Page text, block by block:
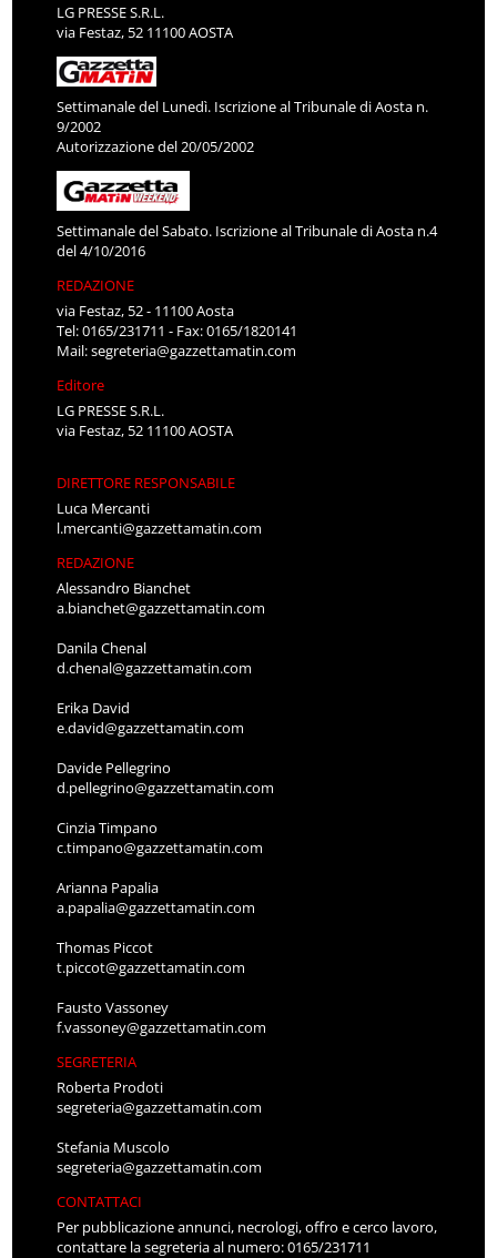
LG PRESSE S.R.L.
via Festaz, 52 11100 AOSTA
Settimanale del Lunedì. Iscrizione al Tribunale di Aosta n.
9/2002
Autorizzazione del 20/05/2002
Settimanale del Sabato. Iscrizione al Tribunale di Aosta n.4
del 4/10/2016
REDAZIONE
via Festaz, 52 - 11100 Aosta
Tel: 0165/231711 - Fax: 0165/1820141
Mail:segreteria@gazzettamatin.com
Editore
LG PRESSE S.R.L.
via Festaz, 52 11100 AOSTA
DIRETTORE RESPONSABILE
Luca Mercanti
l.mercanti@gazzettamatin.com
REDAZIONE
Alessandro Bianchet
a.bianchet@gazzettamatin.com
Danila Chenal
d.chenal@gazzettamatin.com
Erika David
e.david@gazzettamatin.com
Davide Pellegrino
d.pellegrino@gazzettamatin.com
Cinzia Timpano
c.timpano@gazzettamatin.com
Arianna Papalia
a.papalia@gazzettamatin.com
Thomas Piccot
t.piccot@gazzettamatin.com
Fausto Vassoney
f.vassoney@gazzettamatin.com
SEGRETERIA
Roberta Prodoti
segreteria@gazzettamatin.com
Stefania Muscolo
segreteria@gazzettamatin.com
CONTATTACI
Per pubblicazione annunci, necrologi, offro e cerco lavoro,
contattare la segreteria al numero: 0165/231711